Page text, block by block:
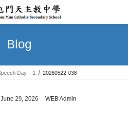
Blog
Day – 1 20260522-038
June 29, 2026 WEB Admin